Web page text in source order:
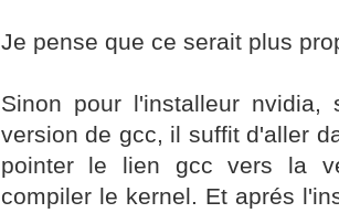
Je pense que ce serait plus
Sinon pour l'installeur
version de gcc, il suffit d'aller
pointer le lien gcc vers la
compiler le kernel. Et aprés